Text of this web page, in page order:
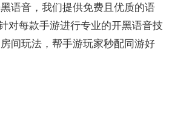
音，我们提供免费且优质的语
对每款手游进行专业的开黑语音技
间玩法，帮手游玩家秒配同游好